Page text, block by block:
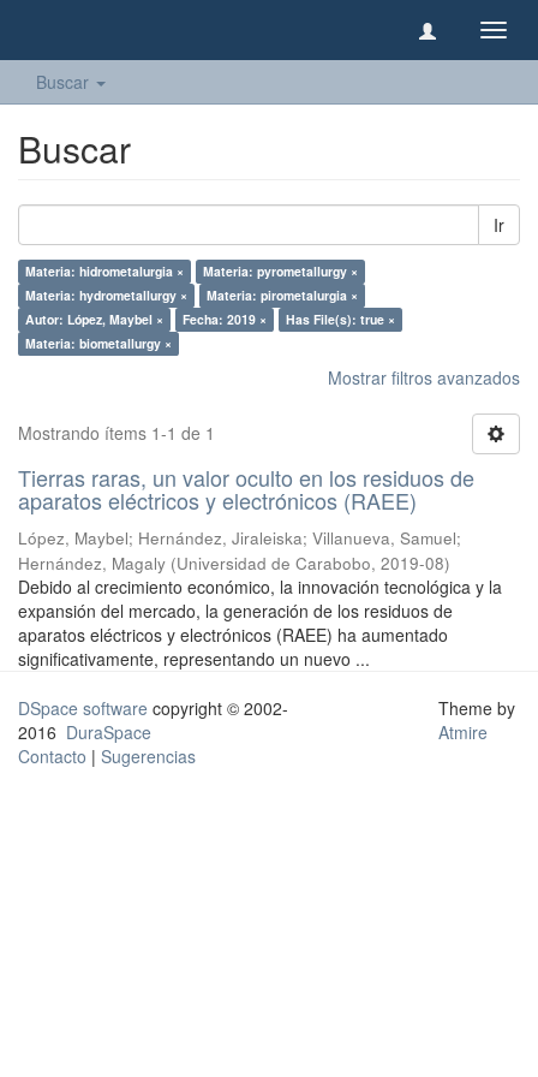
Buscar
Buscar
Ir
Materia: hidrometalurgia ×
Materia: pyrometallurgy ×
Materia: hydrometallurgy ×
Materia: pirometalurgia ×
Autor: López, Maybel ×
Fecha: 2019 ×
Has File(s): true ×
Materia: biometallurgy ×
Mostrar filtros avanzados
Mostrando ítems 1-1 de 1
Tierras raras, un valor oculto en los residuos de
aparatos eléctricos y electrónicos (RAEE)
López, Maybel; Hernández, Jiraleiska; Villanueva, Samuel;
Hernández, Magaly (Universidad de Carabobo, 2019-08)
Debido al crecimiento económico, la innovación tecnológica y la
expansión del mercado, la generación de los residuos de
aparatos eléctricos y electrónicos (RAEE) ha aumentado
significativamente, representando un nuevo ...
DSpace software copyright © 2002-
2016 DuraSpace
Contacto | Sugerencias
Theme by
Atmire